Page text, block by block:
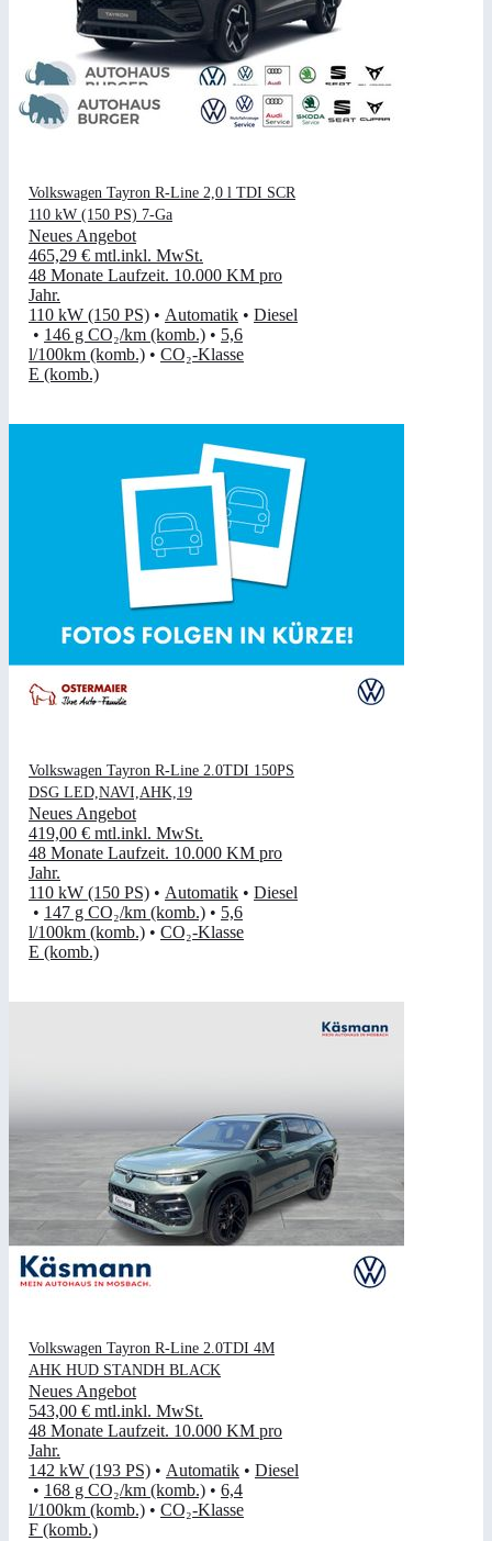
Volkswagen Tayron R-Line 2,0 l TDI SCR
110 kW (150 PS) 7-Ga
Neues Angebot
465,29 € mtl.inkl. MwSt.
48 Monate Laufzeit. 10.000 KM pro
Jahr.
110 kW (150 PS) • Automatik • Diesel
• 146 g CO₂/km (komb.) • 5,6
l/100km (komb.) • CO₂-Klasse
E (komb.)
Volkswagen Tayron R-Line 2.0TDI 150PS
DSG LED,NAVI,AHK,19
Neues Angebot
419,00 € mtl.inkl. MwSt.
48 Monate Laufzeit. 10.000 KM pro
Jahr.
110 kW (150 PS) • Automatik • Diesel
• 147 g CO₂/km (komb.) • 5,6
l/100km (komb.) • CO₂-Klasse
E (komb.)
Volkswagen Tayron R-Line 2.0TDI 4M
AHK HUD STANDH BLACK
Neues Angebot
543,00 € mtl.inkl. MwSt.
48 Monate Laufzeit. 10.000 KM pro
Jahr.
142 kW (193 PS) • Automatik • Diesel
• 168 g CO₂/km (komb.) • 6,4
l/100km (komb.) • CO₂-Klasse
F (komb.)